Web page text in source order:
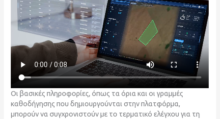
Οι βασικές πληροφορίες, όπως τα όρια και οι γραμμές
καθοδήγησης που δημιουργούνται στην πλατφόρμα,
μπορούν να συγχρονιστούν με το τερματικό ελέγχου για τη